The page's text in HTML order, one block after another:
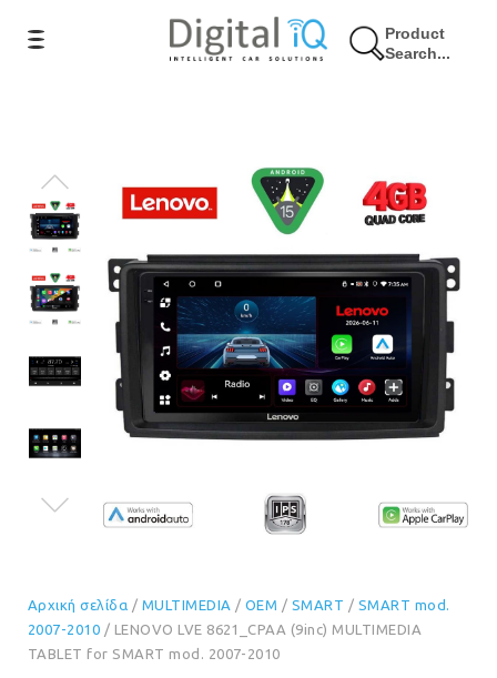
Product
Search...
9% Έκπτωση
Αρχική σελίδα / MULTIMEDIA / OEM / SMART / SMART mod.
2007-2010 / LENOVO LVE 8621_CPAA (9inc) MULTIMEDIA
TABLET for SMART mod. 2007-2010